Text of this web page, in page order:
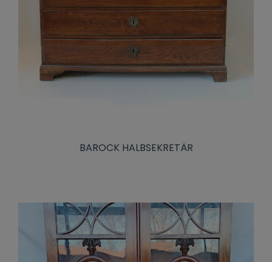
BAROCK HALBSEKRETÄR